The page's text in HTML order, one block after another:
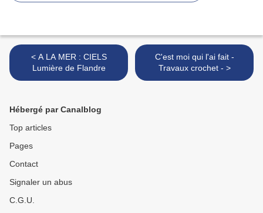
< A LA MER : CIELS
Lumière de Flandre
C'est moi qui l'ai fait -
Travaux crochet - >
Hébergé par Canalblog
Top articles
Pages
Contact
Signaler un abus
C.G.U.